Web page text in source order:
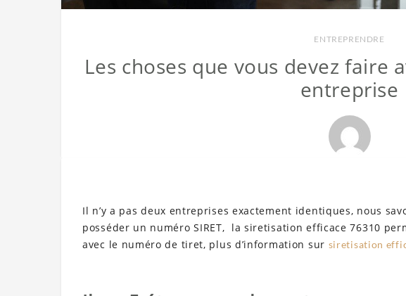
ENTREPRENDRE
Les choses que vous devez faire
entreprise
Il n’y a pas deux entreprises exactement identiques, nous
posséder un numéro SIRET, la siretisation efficace 76310
avec le numéro de tiret, plus d’information sur siretisation